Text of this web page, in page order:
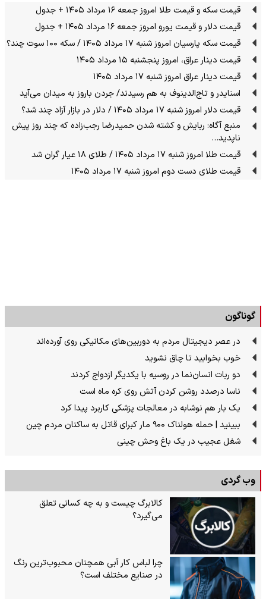
قیمت سکه و قیمت طلا امروز جمعه ۱۶ مرداد ۱۴۰۵ + جدول
قیمت دلار و قیمت یورو امروز جمعه ۱۶ مرداد ۱۴۰۵ + جدول
قیمت سکه پارسیان امروز شنبه ۱۷ مرداد ۱۴۰۵ / سکه ۱۰۰ سوت چند؟
قیمت دینار عراق، امروز پنجشنبه ۱۵ مرداد ۱۴۰۵
قیمت دینار عراق امروز شنبه ۱۷ مرداد ۱۴۰۵
اسنایدر و تاج‌الدینوف به هم رسیدند/ جردن باروز به میدان می‌آید
قیمت دلار امروز شنبه ۱۷ مرداد ۱۴۰۵ / دلار در بازار آزاد چند شد؟
منبع آگاه: ربایش و کشته شدن حمیدرضا رجب‌زاده که چند روز پیش
ناپدید…
قیمت طلا امروز شنبه ۱۷ مرداد ۱۴۰۵ / طلای ۱۸ عیار گران شد
قیمت طلای دست دوم امروز شنبه ۱۷ مرداد ۱۴۰۵
گوناگون
در عصر دیجیتال مردم به دوربین‌های مکانیکی روی آورده‌اند
خوب بخوابید تا چاق نشوید
دو ربات انسان‌نما در روسیه با یکدیگر ازدواج کردند
ناسا درصدد روشن کردن آتش روی کره ماه است
یک بار هم نوشابه در معالجات پزشکی کاربرد پیدا کرد
ببینید | حمله هولناک ۹۰۰ مار کبرای قاتل به ساکنان مردم چین
شغل عجیب در یک باغ وحش چینی
وب گردی
کالابرگ چیست و به چه کسانی تعلق
می‌گیرد؟
چرا لباس کار آبی همچنان محبوب‌ترین رنگ
در صنایع مختلف است؟